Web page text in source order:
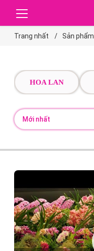
Trang nhất Sản phẩm
HOA LAN